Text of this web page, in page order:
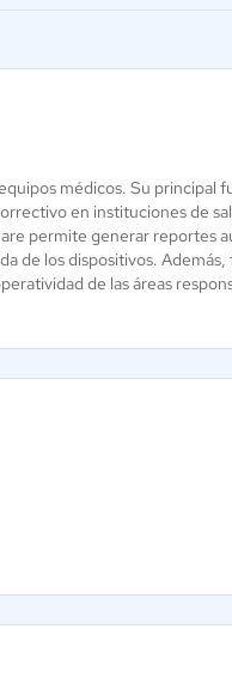
Doeet MES
2 / 5
médicos. Su principal
en instituciones de
permite generar reportes
de los dispositivos. Además,
de las áreas